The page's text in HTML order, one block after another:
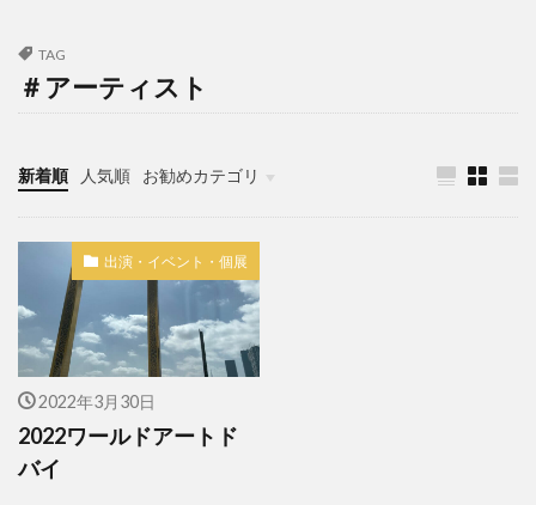
TAG
＃アーティスト
新着順 人気順 お勧めカテゴリ
作品紹介
出演・イベント・個展
2022年3月30日
2022ワールドアートド
バイ